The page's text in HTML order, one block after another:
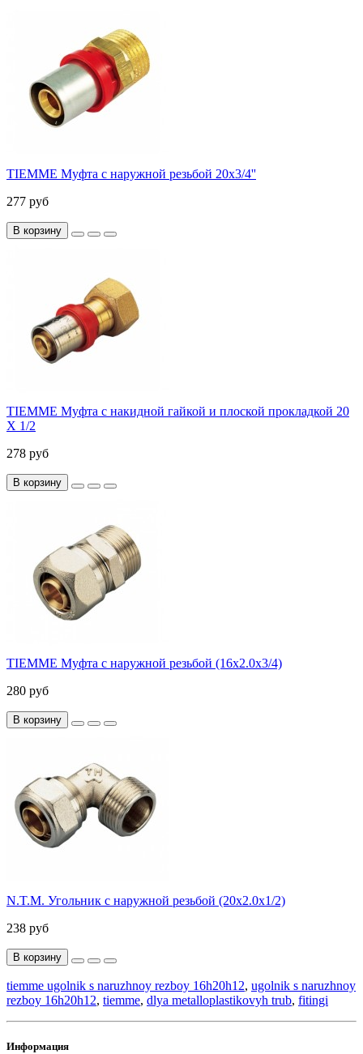
TIEMME Муфта с наружной резьбой 20x3/4''
277 руб
В корзину
TIEMME Муфта с накидной гайкой и плоской прокладкой 20
X 1/2
278 руб
В корзину
TIEMME Муфта с наружной резьбой (16х2.0х3/4)
280 руб
В корзину
N.T.M. Угольник с наружной резьбой (20х2.0х1/2)
238 руб
В корзину
tiemme ugolnik s naruzhnoy rezboy 16h20h12, ugolnik s naruzhnoy
rezboy 16h20h12, tiemme, dlya metalloplastikovyh trub, fitingi
Информация